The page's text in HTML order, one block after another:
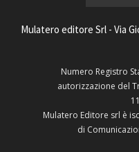
Mulatero editore Srl - Via
Numero Registro
autorizzazione del
Mulatero Editore srl è
di